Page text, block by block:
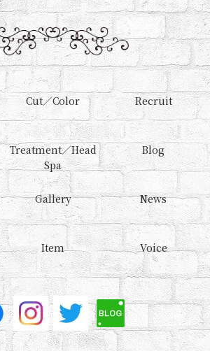
Cut／Color
Treatment／Head
Spa
Gallery
Item
Recruit
Blog
News
Voice